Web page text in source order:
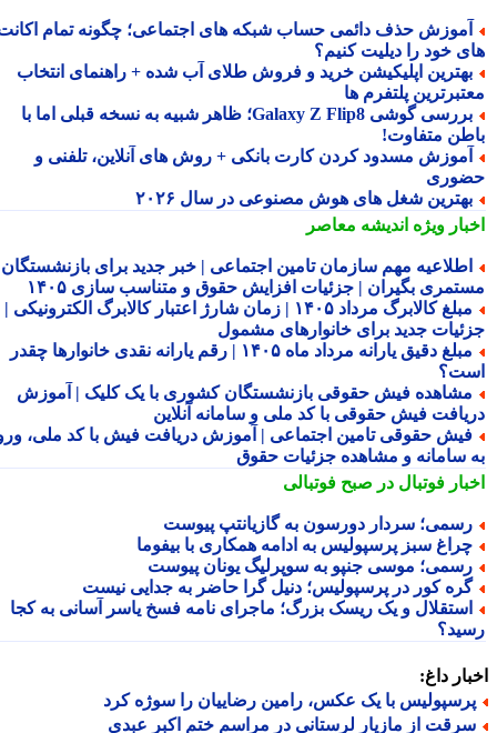
حذف دائمی حساب شبکه های اجتماعی؛ چگونه تمام اکانت
خود را دیلیت کنیم؟
اپلیکیشن خرید و فروش طلای آب شده + راهنمای انتخاب
پلتفرم ها
بررسی گوشی Galaxy Z Flip8؛ ظاهر شبیه به نسخه قبلی اما با
متفاوت!
مسدود کردن کارت بانکی + روش های آنلاین، تلفنی و
شغل های هوش مصنوعی در سال ۲۰۲۶
ویژهاندیشه معاصر
مهم سازمان تامین اجتماعی | خبر جدید برای بازنشستگان و
بگیران | جزئیات افزایش حقوق و متناسب سازی ۱۴۰۵
مبلغ کالابرگ مرداد ۱۴۰۵ | زمان شارژ اعتبار کالابرگ الکترونیکی |
جدید برای خانوارهای مشمول
مبلغ دقیق یارانه مرداد ماه ۱۴۰۵ | رقم یارانه نقدی خانوارها چقدر
فیش حقوقی بازنشستگان کشوری با یک کلیک | آموزش
فیش حقوقی با کد ملی و سامانه آنلاین
حقوقی تامین اجتماعی | آموزش دریافت فیش با کد ملی، ورود
سامانه و مشاهده جزئیات حقوق
فوتبال در صبح فوتبالی
سردار دورسون به گازیانتپ پیوست
سبز پرسپولیس به ادامه همکاری با بیفوما
موسی جنپو به سوپرلیگ یونان پیوست
کور در پرسپولیس؛ دنیل گرا حاضر به جدایی نیست
و یک ریسک بزرگ؛ ماجرای نامه فسخ یاسر آسانی به کجا
داغ:
با یک عکس، رامین رضاییان را سوژه کرد
از مازیار لرستانی در مراسم ختم اکبر عبدی